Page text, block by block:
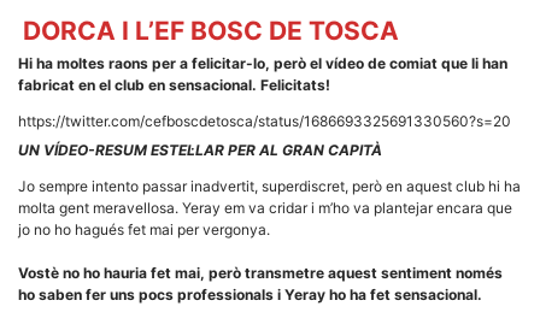
DORCA I L’EF BOSC DE TOSCA
Hi ha moltes raons per a felicitar-lo, però el vídeo de comiat que li han
fabricat en el club en sensacional. Felicitats!
https://twitter.com/cefboscdetosca/status/1686693325691330560?s=20
UN VÍDEO-RESUM ESTEL·LAR PER AL GRAN CAPITÀ
Jo sempre intento passar inadvertit, superdiscret, però en aquest club hi ha
molta gent meravellosa. Yeray em va cridar i m’ho va plantejar encara que
jo no ho hagués fet mai per vergonya.
Vostè no ho hauria fet mai, però transmetre aquest sentiment només
ho saben fer uns pocs professionals i Yeray ho ha fet sensacional.
Experiència
Alguns
components
tècnics del
nostre lloc web
emmagatzemen
dades en el seu
lloc funcioni tan
bé com sigui
possible. Si